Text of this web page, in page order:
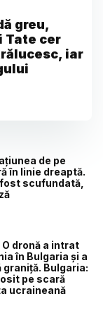
greu,
Tate cer
iar
de pe
în linie dreaptă.
scufundată,
O dronă a intrat
în Bulgaria și a
graniță. Bulgaria:
pe scară
ucraineană